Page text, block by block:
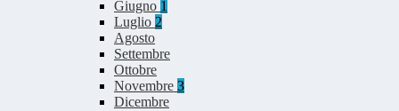
Giugno 1
Luglio 2
Agosto
Settembre
Ottobre
Novembre 3
Dicembre